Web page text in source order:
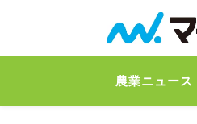
農業ニュース